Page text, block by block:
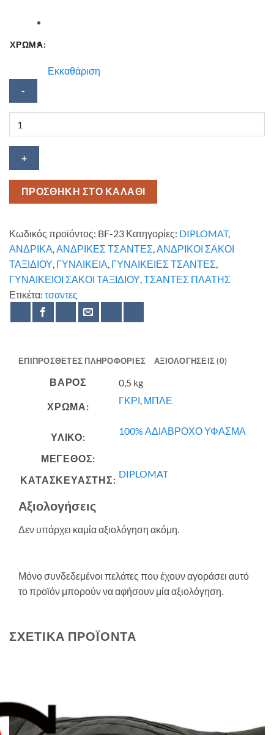
ΧΡΩΜΑ:
Εκκαθάριση
Diplomat
ποσότητα
ΠΡΟΣΘΗΚΗ ΣΤΟ ΚΑΛΑΘΙ
Κωδικός προϊόντος: BF-23 Κατηγορίες: DIPLOMAT,
ΑΝΔΡΙΚΑ,ΑΝΔΡΙΚΕΣ ΤΣΑΝΤΕΣ,ΑΝΔΡΙΚΟΙ ΣΑΚΟΙ
ΤΑΞΙΔΙΟΥ, ΓΥΝΑΙΚΕΙΑ, ΓΥΝΑΙΚΕΙΕΣ ΤΣΑΝΤΕΣ,
ΓΥΝΑΙΚΕΙΟΙ ΣΑΚΟΙ ΤΑΞΙΔΙΟΥ,ΤΣΑΝΤΕΣ ΠΛΑΤΗΣ
Ετικέτα: τσαντες
ΕΠΙΠΡΌΣΘΕΤΕΣ ΠΛΗΡΟΦΟΡΊΕΣ ΑΞΙΟΛΟΓΉΣΕΙΣ (0)
ΒΆΡΟΣ 0,5 kg
ΧΡΩΜΑ:
ΓΚΡΙ, ΜΠΛΕ
ΥΛΙΚΟ:
100% ΑΔΙΑΒΡΟΧΟ ΥΦΑΣΜΑ
ΜΕΓΕΘΟΣ:
ΚΑΤΑΣΚΕΥΑΣΤΗΣ:
DIPLOMAT
Αξιολογήσεις
Δεν υπάρχει καμία αξιολόγηση ακόμη.
Μόνο συνδεδεμένοι πελάτες που έχουν αγοράσει αυτό
το προϊόν μπορούν να αφήσουν μία αξιολόγηση.
ΣΧΕΤΙΚΆ ΠΡΟΪΌΝΤΑ